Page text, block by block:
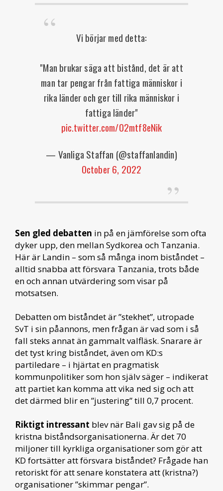
Vi börjar med detta:
"Man brukar säga att bistånd, det är att
man tar pengar från fattiga människor i
rika länder och ger till rika människor i
fattiga länder"
pic.twitter.com/02mtf8eNik
— Vanliga Staffan (@staffanlandin)
October 6, 2022
Sen gled debatten in på en jämförelse som ofta
dyker upp, den mellan Sydkorea och Tanzania.
Här är Landin – som så många inom biståndet –
alltid snabba att försvara Tanzania, trots både
en och annan utvärdering som visar på
motsatsen.
Debatten om biståndet är ”stekhet”, utropade
SvT i sin påannons, men frågan är vad som i så
fall steks annat än gammalt valfläsk. Snarare är
det tyst kring biståndet, även om KD:s
partiledare – i hjärtat en pragmatisk
kommunpolitiker som hon själv säger – indikerat
att partiet kan komma att vika ned sig och att
det därmed blir en ”justering” till 0,7 procent.
Riktigt intressant blev när Bali gav sig på de
kristna biståndsorganisationerna. Är det 70
miljoner till kyrkliga organisationer som gör att
KD fortsätter att försvara biståndet? Frågade han
retoriskt för att senare konstatera att (kristna?)
organisationer ”skimmar pengar”.